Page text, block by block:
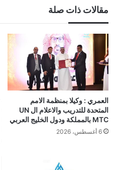
مقالات ذات صلة
العمري : وكيلا بمنظمة الامم
المتحدة للتدريب والاعلام ال UN
MTC بالمملكة ودول الخليج العربي
6 أغسطس، 2026